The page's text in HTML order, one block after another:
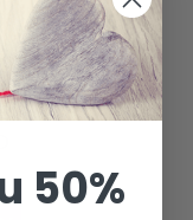
50%